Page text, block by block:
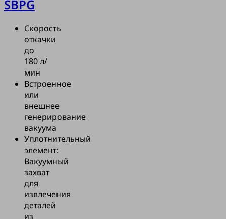
SBPG
Скорость
откачки
до
180 л/
мин
Встроенное
или
внешнее
генерирование
вакуума
Уплотнительный
элемент:
Вакуумный
захват
для
извлечения
деталей
из